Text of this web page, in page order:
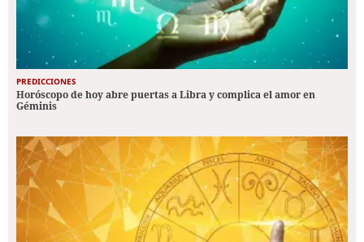
PREDICCIONES
Horóscopo de hoy abre puertas a Libra y complica el amor en
Géminis